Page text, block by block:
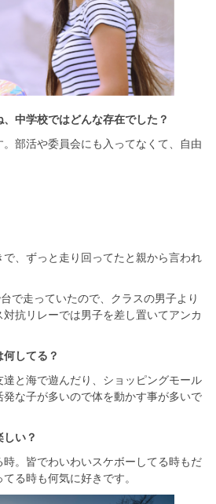
中学校ではどんな存在でした？
部活や委員会にも入ってなくて、自由
、ずっと走り回ってたと親から言われ
で走っていたので、クラスの男子より
抗リレーでは男子を差し置いてアンカ
してる？
と海で遊んだり、ショッピングモール
な子が多いので体を動かす事が多いで
い？
。皆でわいわいスケボーしてる時もだ
る時も何気に好きです。